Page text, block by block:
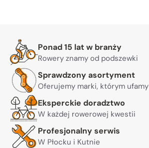
Warto nam zaufać
Ponad 15 lat w branży
Rowery znamy od podszewki
Sprawdzony asortyment
Oferujemy marki, którym ufamy
Eksperckie doradztwo
W każdej rowerowej kwestii
Profesjonalny serwis
W Płocku i Kutnie